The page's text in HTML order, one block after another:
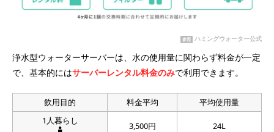
参照 ハミングウォーター公式
浄水型ウォーターサーバーは、水の使用量に関わらず料金が一定
で、基本的にはサーバーレンタル料金のみで利用できます。
飲用目的 料金平均
平均使用量
1人暮らし
3,500円 24L